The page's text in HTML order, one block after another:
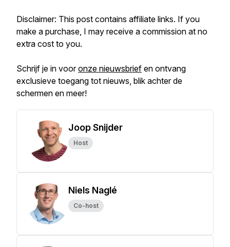
Disclaimer: This post contains affiliate links. If you
make a purchase, I may receive a commission at no
extra cost to you.
Schrijf je in vooronze nieuwsbrief en ontvang
exclusieve toegang tot nieuws, blik achter de
schermen en meer!
Joop Snijder
Host
Niels Naglé
Co-host